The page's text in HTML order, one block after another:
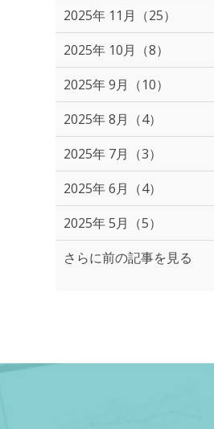
2025年 11月（25）
2025年 10月（8）
2025年 9月（10）
2025年 8月（4）
2025年 7月（3）
2025年 6月（4）
2025年 5月（5）
さらに前の記事を見る